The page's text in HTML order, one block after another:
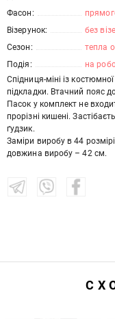
Фасон:
Візерунок:
без
Сезон:
тепла
Подія:
на
Спідниця-міні із
підкладки. Втачний пояс
Пасок у комплект не
прорізні кишені.
ґудзик.
Заміри виробу в 44
довжина виробу – 42 см.